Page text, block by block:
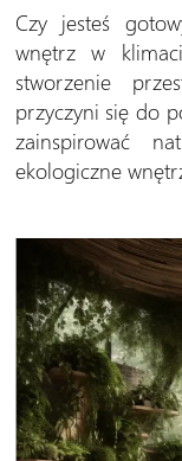
Czy jesteś
wnętrz w
stworzenie
przyczyni się do
zainspirować
ekologiczne